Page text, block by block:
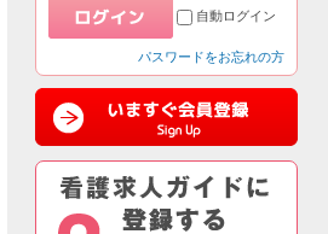
自動ログイン
パスワードをお忘れの方